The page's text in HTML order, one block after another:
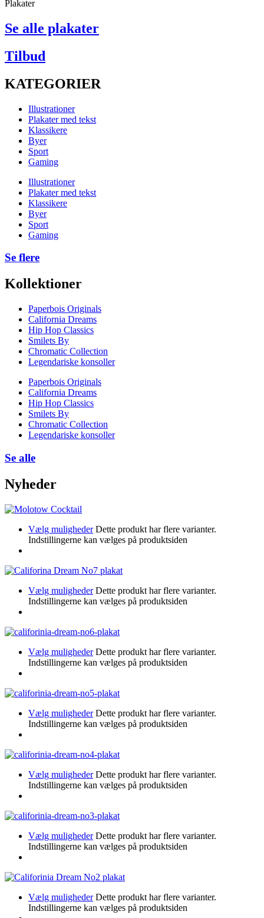
Plakater
Se alle plakater
Tilbud
KATEGORIER
Illustrationer
Plakater med tekst
Klassikere
Byer
Sport
Gaming
Illustrationer
Plakater med tekst
Klassikere
Byer
Sport
Gaming
Se flere
Kollektioner
Paperbois Originals
California Dreams
Hip Hop Classics
Smilets By
Chromatic Collection
Legendariske konsoller
Paperbois Originals
California Dreams
Hip Hop Classics
Smilets By
Chromatic Collection
Legendariske konsoller
Se alle
Nyheder
Vælg muligheder Dette produkt har flere varianter.
Indstillingerne kan vælges på produktsiden
Vælg muligheder Dette produkt har flere varianter.
Indstillingerne kan vælges på produktsiden
Vælg muligheder Dette produkt har flere varianter.
Indstillingerne kan vælges på produktsiden
Vælg muligheder Dette produkt har flere varianter.
Indstillingerne kan vælges på produktsiden
Vælg muligheder Dette produkt har flere varianter.
Indstillingerne kan vælges på produktsiden
Vælg muligheder Dette produkt har flere varianter.
Indstillingerne kan vælges på produktsiden
Vælg muligheder Dette produkt har flere varianter.
Indstillingerne kan vælges på produktsiden